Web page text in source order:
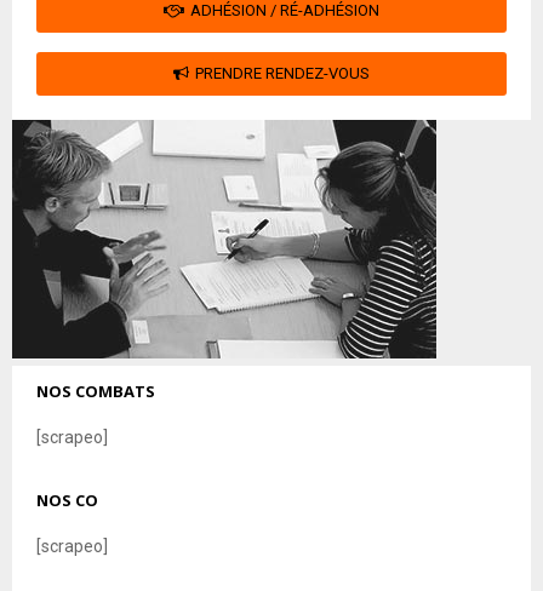
ADHÉSION / RÉ-ADHÉSION
PRENDRE RENDEZ-VOUS
NOS COMBATS
[scrapeo]
NOS CO
[scrapeo]